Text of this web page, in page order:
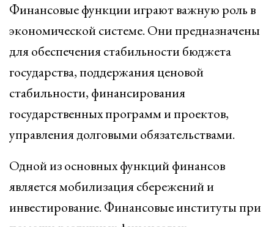
Финансовые функции играют важную роль в
экономической системе. Они предназначены
для обеспечения стабильности бюджета
государства, поддержания ценовой
стабильности, финансирования
государственных программ и проектов,
управления долговыми обязательствами.
Одной из основных функций финансов
является мобилизация сбережений и
инвестирование. Финансовые институты при